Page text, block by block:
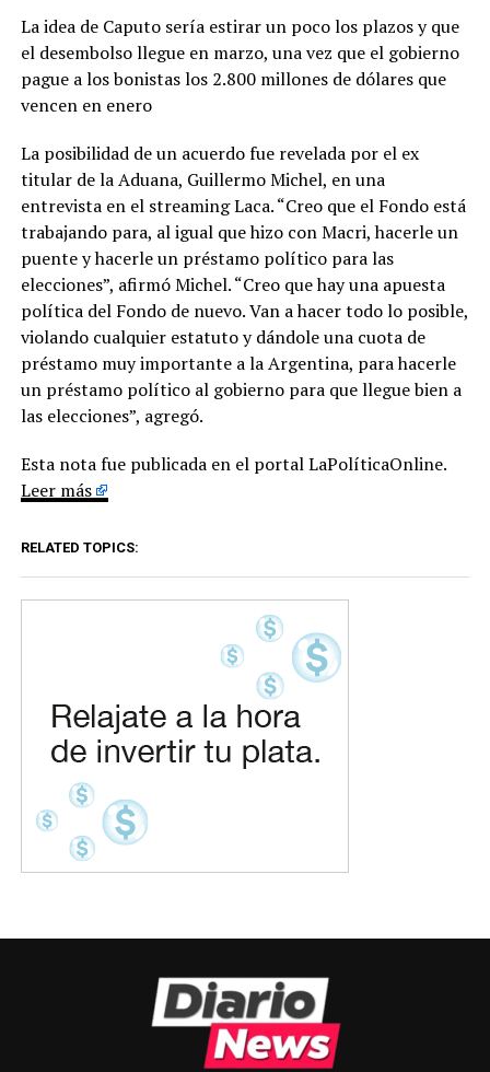
La idea de Caputo sería estirar un poco los plazos y que
el desembolso llegue en marzo, una vez que el gobierno
pague a los bonistas los 2.800 millones de dólares que
vencen en enero
La posibilidad de un acuerdo fue revelada por el ex
titular de la Aduana, Guillermo Michel, en una
entrevista en el streaming Laca. “Creo que el Fondo está
trabajando para, al igual que hizo con Macri, hacerle un
puente y hacerle un préstamo político para las
elecciones”, afirmó Michel. “Creo que hay una apuesta
política del Fondo de nuevo. Van a hacer todo lo posible,
violando cualquier estatuto y dándole una cuota de
préstamo muy importante a la Argentina, para hacerle
un préstamo político al gobierno para que llegue bien a
las elecciones”, agregó.
Esta nota fue publicada en el portal LaPolíticaOnline.
Leer más
RELATED TOPICS: